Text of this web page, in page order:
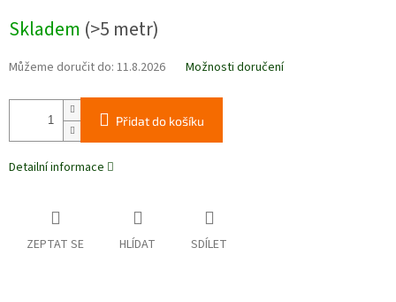
cena:
Skladem (>5 metr)
Můžeme doručit do: 11.8.2026 Možnosti doručení
Přidat do košíku
Detailní informace
ZEPTAT SE HLÍDAT SDÍLET